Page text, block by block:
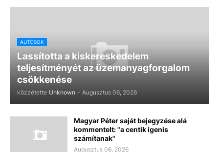
AUTÓSOK
Lassította a kiskereskedelem
teljesítményét az üzemanyagforgalom
csökkenése
közzétette Unknown - Augusztus 06, 2026
Magyar Péter saját bejegyzése alá
kommentelt: "a centik igenis
számítanak"
Augusztus 06, 2026